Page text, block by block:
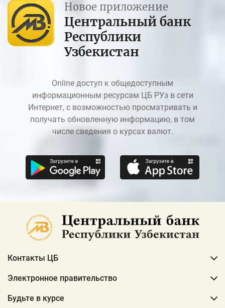
Новое приложение
Центральный банк
Республики
Узбекистан
Online доступ к общедоступным
информационным ресурсам ЦБ РУз в сети
Интернет, с возможностью просматривать и
получать обновленную информацию, в том
числе сведения о курсах валют.
Контакты ЦБ
Электронное правительство
Будьте в курсе